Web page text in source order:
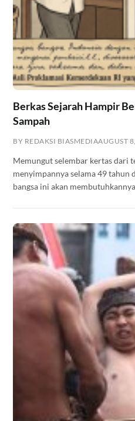
Berkas Sejarah Hampir
Sampah
BY REDAKSI BIASMEDIAAUGUST
Memungut selembar kertas dari
menyimpannya selama 49 tahun
bangsa ini akan